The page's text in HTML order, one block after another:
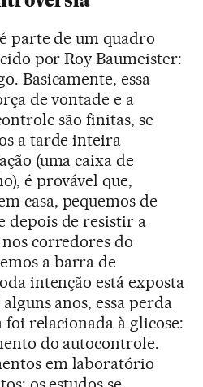
parte de um quadro
por Roy Baumeister:
Basicamente, essa
de vontade e a
são finitas, se
a tarde inteira
(uma caixa de
é provável que,
casa, pequemos de
depois de resistir a
corredores do
a barra de
intenção está exposta
anos, essa perda
relacionada à glicose:
do autocontrole.
em laboratório